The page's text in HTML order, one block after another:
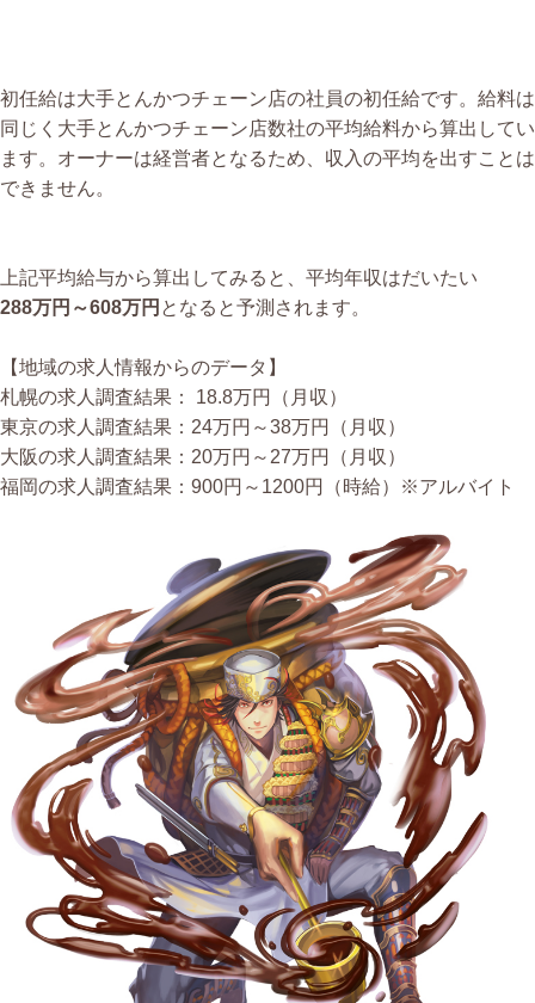
初任給は大手とんかつチェーン店の社員の初任給です。給料は
同じく大手とんかつチェーン店数社の平均給料から算出してい
ます。オーナーは経営者となるため、収入の平均を出すことは
できません。
上記平均給与から算出してみると、平均年収はだいたい
288万円～608万円 となると予測されます。
【地域の求人情報からのデータ】
札幌の求人調査結果： 18.8万円（月収）
東京の求人調査結果：24万円～38万円（月収）
大阪の求人調査結果：20万円～27万円（月収）
福岡の求人調査結果：900円～1200円（時給）※アルバイト